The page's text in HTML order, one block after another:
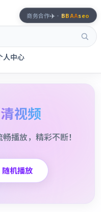
人中心
商务合作✈️ · BBAAseo
视频
播放，精彩不断！
随机播放